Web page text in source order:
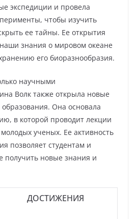
экспедиции и провела
чтобы изучить
ее тайны. Ее открытия
знания о мировом океане
его биоразнообразия.
научными
Волк также открыла новые
Она основала
в которой проводит лекции
ученых. Ее активность
позволяет студентам и
получить новые знания и
ДОСТИЖЕНИЯ